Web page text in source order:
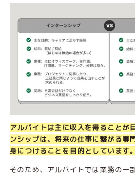
アルバイトは主に収入を得ることが
ンシップは、将来の仕事に繋がる専
身につけることを目的としています。
そのため、アルバイトでは業務の一